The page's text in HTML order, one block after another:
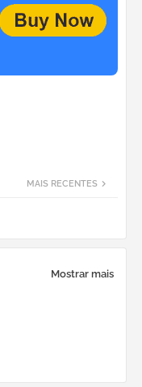
MAIS RECENTES
Mostrar mais